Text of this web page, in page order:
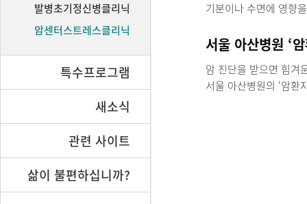
발병초기정신병클리닉
암센터스트레스클리닉
특수프로그램
새소식
관련 사이트
삶이 불편하십니까?
기분이나 수면에 영향
서울 아산병원 ‘
암 진단을 받으면 힘겨
서울 아산병원의 ‘암